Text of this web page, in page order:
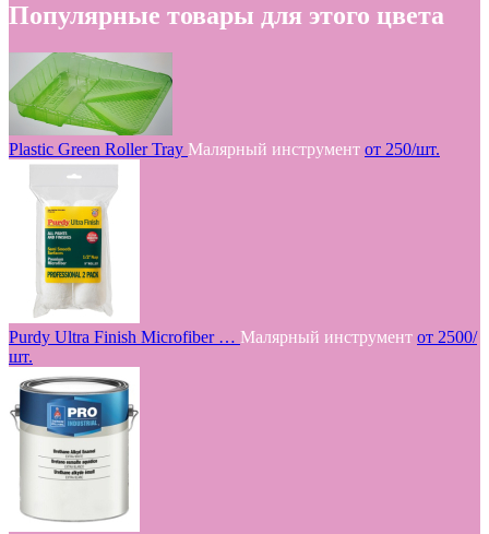
Популярные товары для этого цвета
Plastic Green Roller Tray Малярный инструмент от 250/шт.
Purdy Ultra Finish Microfiber … Малярный инструмент от 2500/
шт.